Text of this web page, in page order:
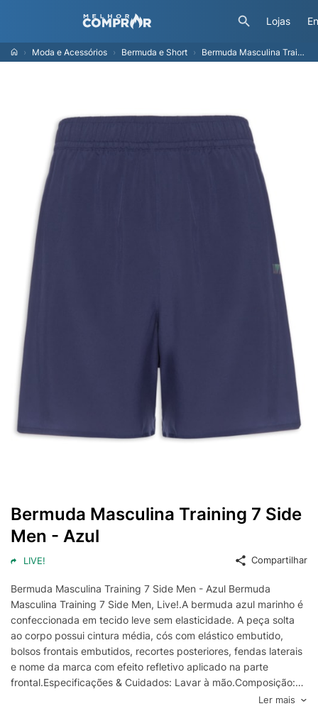
Lojas
Moda e Acessórios Bermuda e Short Bermuda Masculina Training 7 Side Men - Azul
Bermuda Masculina Training 7 Side
Men - Azul
LIVE! Compartilhar
Bermuda Masculina Training 7 Side Men - Azul Bermuda
Masculina Training 7 Side Men, Live!.A bermuda azul marinho é
confeccionada em tecido leve sem elasticidade. A peça solta
ao corpo possui cintura média, cós com elástico embutido,
bolsos frontais embutidos, recortes posteriores, fendas laterais
e nome da marca com efeito refletivo aplicado na parte
frontal.Especificações & Cuidados: Lavar à mão.Composição:
95% Poliéster 5% ElastanoCor: Azul Marinho Marca: Live!Ler mais